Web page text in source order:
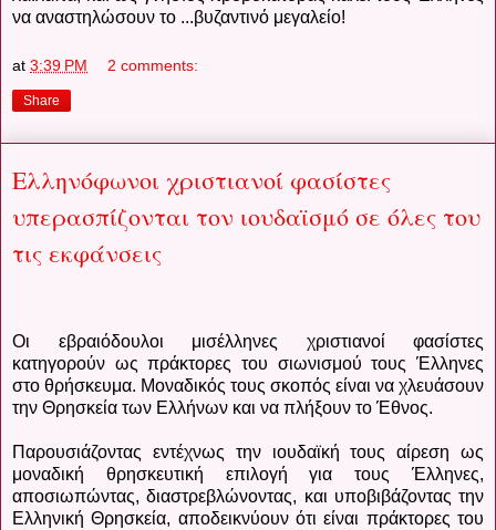
να αναστηλώσουν το ...βυζαντινό μεγαλείο!
at 3:39 PM 2 comments:
Share
Ελληνόφωνοι χριστιανοί φασίστες
υπερασπίζονται τον ιουδαϊσμό σε όλες του
τις εκφάνσεις
Οι εβραιόδουλοι μισέλληνες χριστιανοί φασίστες
κατηγορούν ως πράκτορες του σιωνισμού τους Έλληνες
στο θρήσκευμα. Μοναδικός τους σκοπός είναι να χλευάσουν
την Θρησκεία των Ελλήνων και να πλήξουν το Έθνος.
Παρουσιάζοντας εντέχνως την ιουδαϊκή τους αίρεση ως
μοναδική θρησκευτική επιλογή για τους Έλληνες,
αποσιωπώντας, διαστρεβλώνοντας, και υποβιβάζοντας την
Ελληνική Θρησκεία, αποδεικνύουν ότι είναι πράκτορες του